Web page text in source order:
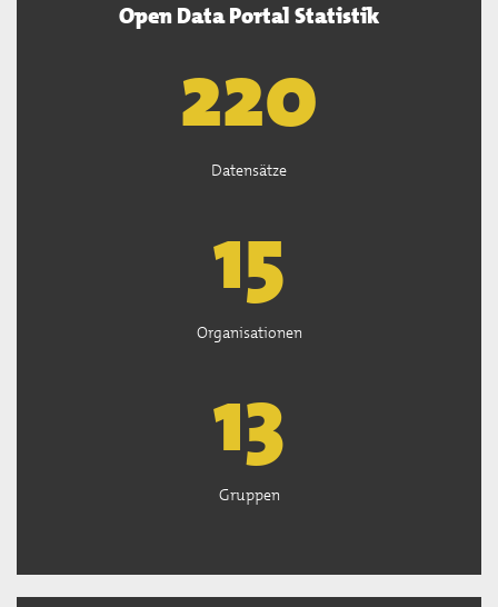
Open Data Portal Statistik
222
Datensätze
15
Organisationen
13
Gruppen